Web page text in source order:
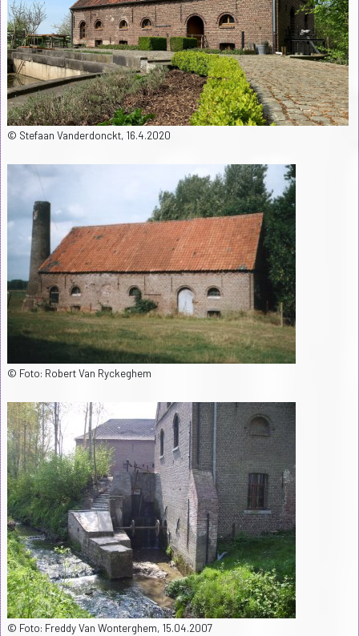
© Stefaan Vanderdonckt, 16.4.2020
© Foto: Robert Van Ryckeghem
© Foto: Freddy Van Wonterghem, 15.04.2007